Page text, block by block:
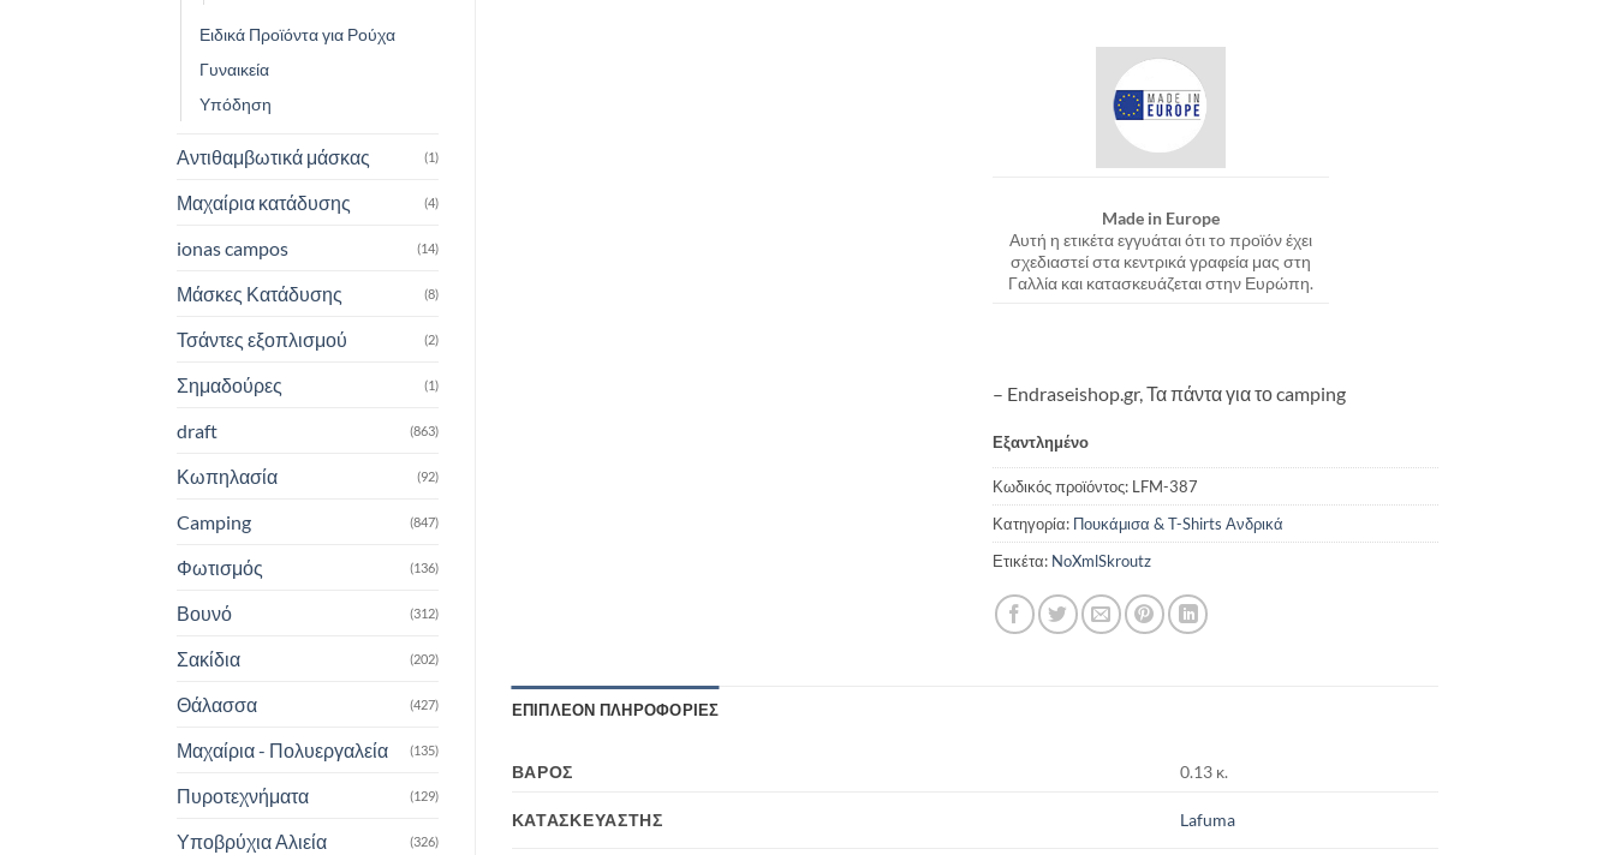
Ειδικά Προϊόντα για Ρούχα
Γυναικεία
Υπόδηση
Αντιθαμβωτικά μάσκας (1)
Μαχαίρια κατάδυσης (4)
ionas campos (14)
Μάσκες Κατάδυσης (8)
Τσάντες εξοπλισμού (2)
Σημαδούρες (1)
draft (863)
Κωπηλασία (92)
Camping (847)
Φωτισμός (136)
Βουνό (312)
Σακίδια (202)
Θάλασσα (427)
Μαχαίρια - Πολυεργαλεία (135)
Πυροτεχνήματα (129)
Υποβρύχια Αλιεία (326)
Made in Europe
Αυτή η ετικέτα εγγυάται ότι το προϊόν έχει
σχεδιαστεί στα κεντρικά γραφεία μας στη
Γαλλία και κατασκευάζεται στην Ευρώπη.
– Endraseishop.gr, Τα πάντα για το camping
Εξαντλημένο
Κωδικός προϊόντος: LFM-387
Κατηγορία: Πουκάμισα & T-Shirts Ανδρικά
Ετικέτα: NoXmlSkroutz
ΕΠΙΠΛΈΟΝ ΠΛΗΡΟΦΟΡΊΕΣ
ΒΆΡΟΣ 0.13 κ.
ΚΑΤΑΣΚΕΥΑΣΤΉΣ Lafuma